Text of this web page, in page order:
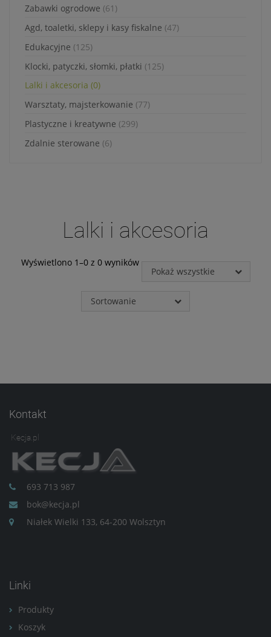
Zabawki ogrodowe (61)
Agd, toaletki, sklepy i kasy fiskalne (47)
Edukacyjne (125)
Klocki, patyczki, słomki, płatki (125)
Lalki i akcesoria (0)
Warsztaty, majsterkowanie (77)
Plastyczne i kreatywne (299)
Zdalnie sterowane (6)
Lalki i akcesoria
Wyświetlono 1–0 z 0 wyników
Pokaż wszystkie
Sortowanie
Kontakt
Kecja.pl
693 713 987
bok@kecja.pl
Niałek Wielki 133, 64-200 Wolsztyn
Linki
Produkty
Koszyk
uprawnienia.
Działania DK INVESTMENT
GROUP sp. z o.o. związane z
przetwarzaniem wszelkich
danych są ukierunkowane
na zagwarantowanie Ci
poczucia pełnego
legalności przetwarzania na
poziomie odpowiednim do
obowiązującego w Polsce
osób fizycznych w związku z
przetwarzaniem danych
swobodnego przepływu
takich danych oraz
95/46/WE – czyli tzw. RODO.
celu umożliwienia Ci
skorzystania ze
zintegrowanych
YouTube). Każdy z
dostawców określa zasady
korzystania z plików Cookies